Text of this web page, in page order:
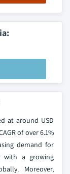
at around USD
of over 6.1%
demand for
with a growing
Moreover,